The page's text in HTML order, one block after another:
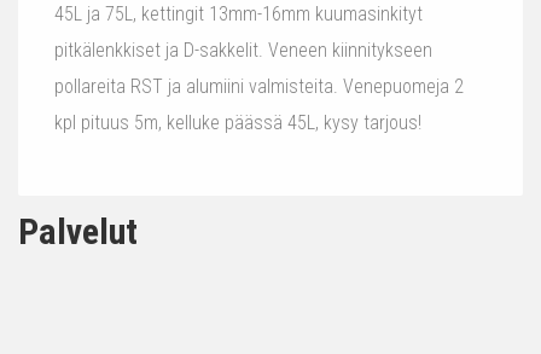
45L ja 75L, kettingit 13mm-16mm kuumasinkityt
pitkälenkkiset ja D-sakkelit. Veneen kiinnitykseen
pollareita RST ja alumiini valmisteita. Venepuomeja 2
kpl pituus 5m, kelluke päässä 45L, kysy tarjous!
Palvelut